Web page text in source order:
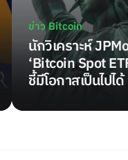
ข่าว Bitcoin
นักวิเคราะห์
‘Bitcoin Spot
ชี้มีโอกาสเป็นไปไ